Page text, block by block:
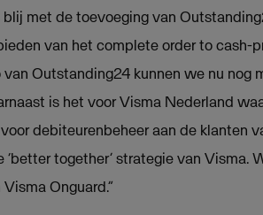
met de toevoeging van
van het complete order to cash-
Outstanding24 kunnen we nu nog
is het voor Visma Nederland
debiteurenbeheer aan de klanten
together’ strategie van Visma.
Onguard.”